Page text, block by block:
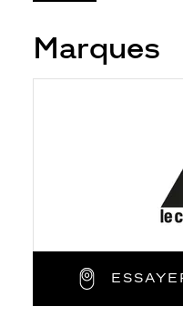
Marques